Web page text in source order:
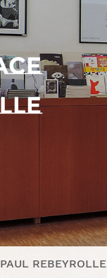
PAUL REBEYROLLE